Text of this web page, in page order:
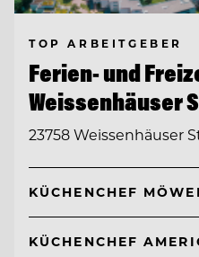
TOP ARBEITGEBER
Ferien- und
Weissenhäuser
23758 Weissenhäuser
KÜCHENCHEF
KÜCHENCHEF